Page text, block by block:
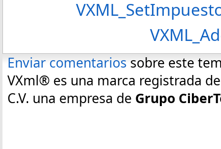
Enviar comentarios sobre este
VXml® es una marca registrada
C.V. una empresa de Grupo